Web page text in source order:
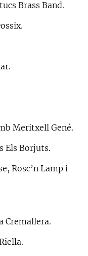
Brass Band.
Meritxell Gené.
Els Borjuts.
Rosc’n Lamp i
Cremallera.